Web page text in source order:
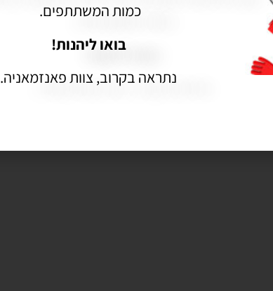
כמות המשתתפים.
בואו ליהנות!
נתראה בקרוב, צוות פאנזמאניה.